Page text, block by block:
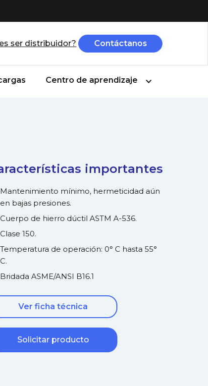
ser distribuidor? Contáctanos
Centro de aprendizaje
importantes
Mantenimiento mínimo, hermeticidad aún
en bajas presiones.
Cuerpo de hierro dúctil ASTM A-536.
Clase 150.
Temperatura de operación: 0° C hasta 55°
C.
Bridada ASME/ANSI B16.1
Ver ficha técnica
Solicitar producto